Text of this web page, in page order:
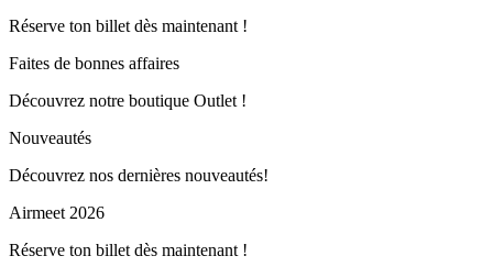
Réserve ton billet dès maintenant !
Faites de bonnes affaires
Découvrez notre boutique Outlet !
Nouveautés
Découvrez nos dernières nouveautés!
Airmeet 2026
Réserve ton billet dès maintenant !